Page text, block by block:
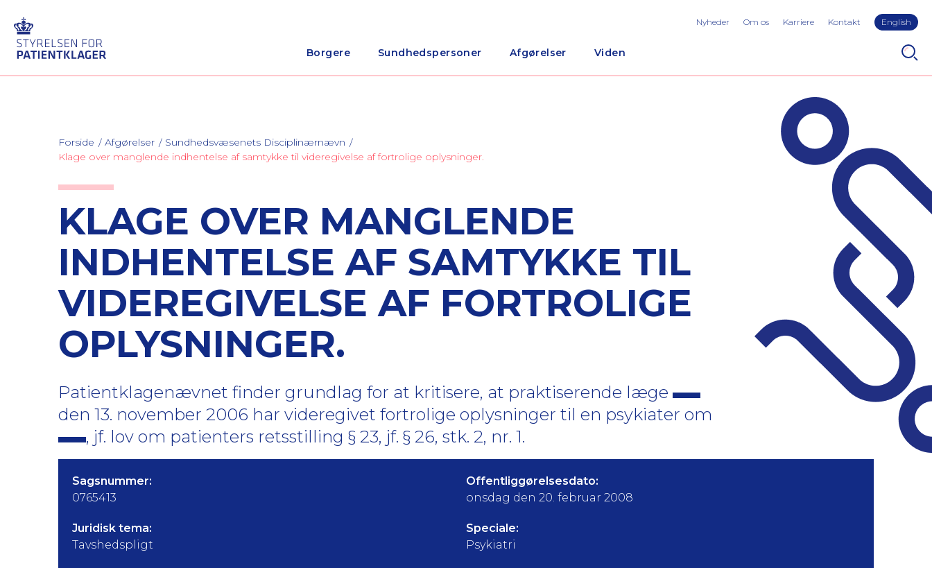
Borgere Sundhedspersoner Afgørelser Viden
Nyheder Om os Karriere Kontakt English
Forside Afgørelser
Sundhedsvæsenets Disciplinærnævn
Klage over manglende indhentelse af samtykke til videregivelse af fortrolige oplysninger.
KLAGE OVER MANGLENDE
INDHENTELSE AF SAMTYKKE TIL
VIDEREGIVELSE AF FORTROLIGE
OPLYSNINGER.
Patientklagenævnet finder grundlag for at kritisere, at praktiserende læge
den 13. november 2006 har videregivet fortrolige oplysninger til en psykiater om
, jf. lov om patienters retsstilling § 23, jf. § 26, stk. 2, nr. 1.
Sagsnummer:
0765413
Offentliggørelsesdato:
onsdag den 20. februar 2008
Juridisk tema:
Tavshedspligt
Speciale:
Psykiatri